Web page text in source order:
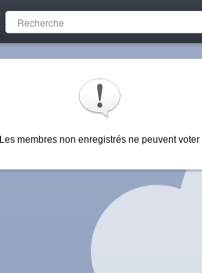
Les membres non enregistrés ne peuvent voter